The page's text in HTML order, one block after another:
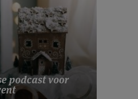
podcast voor